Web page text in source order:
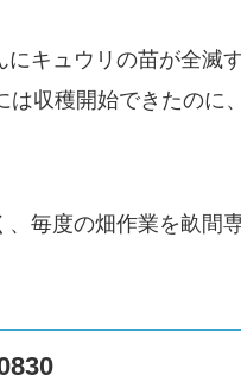
キュウリの苗が全滅
収穫開始できたのに
毎度の畑作業を畝間